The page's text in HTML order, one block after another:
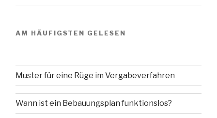
AM HÄUFIGSTEN GELESEN
Muster für eine Rüge im Vergabeverfahren
Wann ist ein Bebauungsplan funktionslos?